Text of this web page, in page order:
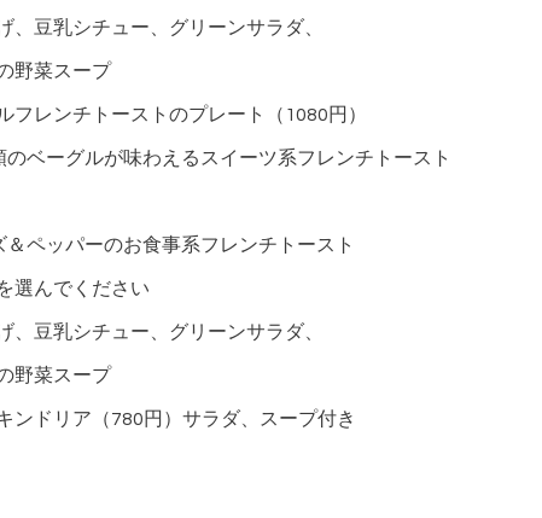
豆乳シチュー、グリーンサラダ、
野菜スープ
フレンチトーストのプレート（1080円）
ベーグルが味わえるスイーツ系フレンチトースト
ペッパーのお食事系フレンチトースト
選んでください
豆乳シチュー、グリーンサラダ、
野菜スープ
ンドリア（780円）サラダ、スープ付き